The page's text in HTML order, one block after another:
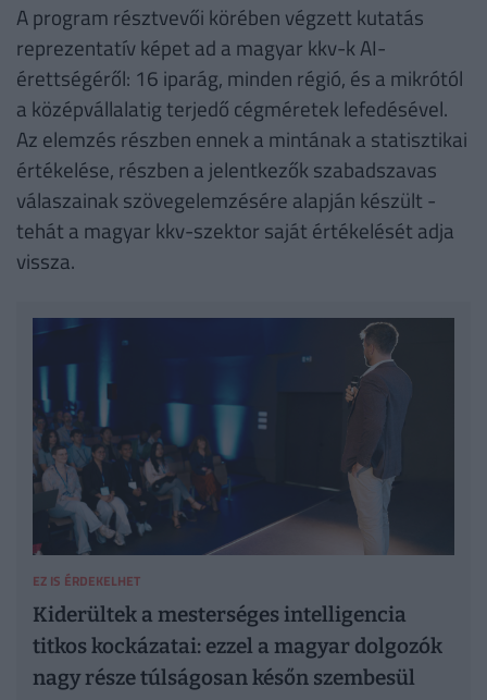
A program résztvevői körében végzett kutatás
reprezentatív képet ad a magyar kkv-k AI-
érettségéről: 16 iparág, minden régió, és a mikrótól
a középvállalatig terjedő cégméretek lefedésével.
Az elemzés részben ennek a mintának a statisztikai
értékelése, részben a jelentkezők szabadszavas
válaszainak szövegelemzésére alapján készült -
tehát a magyar kkv-szektor saját értékelését adja
vissza.
EZ IS ÉRDEKELHET
Kiderültek a mesterséges intelligencia
titkos kockázatai: ezzel a magyar dolgozók
nagy része túlságosan későn szembesül